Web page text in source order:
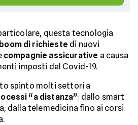
questa tecnologia
boom di richieste di nuovi
compagnie assicurative a causa
imposti dal Covid-19.
spinto molti settori a
“a distanza”: dallo smart
dalla telemedicina fino ai corsi